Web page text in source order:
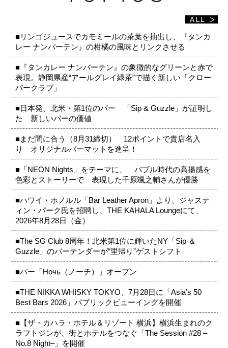
■リンゴジュースでカモミールの茶葉を抽出し、『タンカ
レー ナンバーテン』の柑橘の風味とリンクさせる
■『タンカレー ナンバーテン』の象徴的なグリーンと赤で
表現。静岡県産“アールグレイ緑茶”で描く新しい「クロー
バークラブ」
■日本発、北米・第1位のバー 「Sip & Guzzle」が証明し
た 新しいバーの価値
■まだ間に合う（8月31締切） 12ポイントで貴店名入
り オリジナルバーマットを進呈！
■「NEON Nights」をテーマに、 バブル時代の高揚感を
色彩とストーリーで 表現した千原颯之輔さんが優勝
■ハワイ・ホノルル「Bar Leather Apron」より、ジャステ
ィン・パーク氏を招聘し、THE KAHALA Loungeにて、
2026年8月28日（金）
■The SG Club 8周年！北米第1位に輝いたNY「Sip ＆
Guzzle」のバーテンダーが“里帰り”ゲストシフト
■バー「Ночь（ノーチ）」オープン
■THE NIKKA WHISKY TOKYO、7月28日に「Asia’s 50
Best Bars 2026」パブリックビューイングを開催
■【ザ・カハラ・ホテル＆リゾート 横浜】横浜生まれのク
ラフトジンが、街とホテルをつなぐ「The Session #28 –
No.8 Night–」を開催